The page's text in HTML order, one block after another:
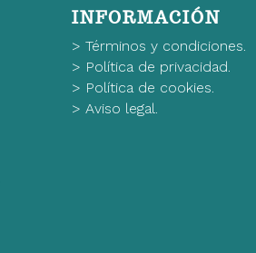
INFORMACIÓN
> Términos y condiciones.
> Política de privacidad.
> Política de cookies.
> Aviso legal.